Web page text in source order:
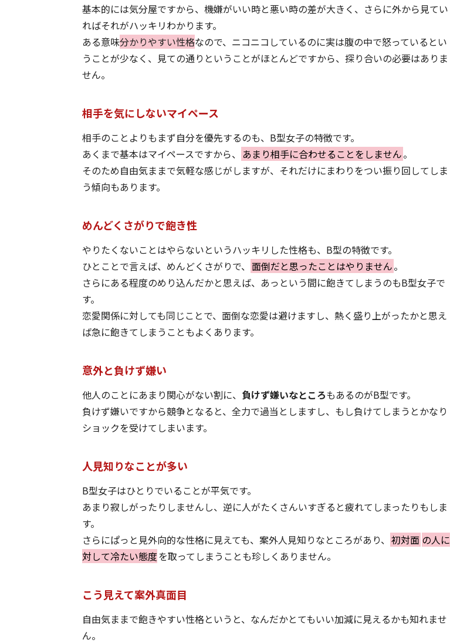
基本的には気分屋ですから、機嫌がいい時と悪い時の差が大きく、さらに外から見てい
ればそれがハッキリわかります。
ある意味分かりやすい性格なので、ニコニコしているのに実は腹の中で怒っているとい
うことが少なく、見ての通りということがほとんどですから、探り合いの必要はありま
せん。
相手を気にしないマイペース
相手のことよりもまず自分を優先するのも、B型女子の特徴です。
あくまで基本はマイペースですから、 あまり相手に合わせることをしません。
そのため自由気ままで気軽な感じがしますが、それだけにまわりをつい振り回してしま
う傾向もあります。
めんどくさがりで飽き性
やりたくないことはやらないというハッキリした性格も、B型の特徴です。
ひとことで言えば、めんどくさがりで、 面倒だと思ったことはやりません。
さらにある程度のめり込んだかと思えば、あっという間に飽きてしまうのもB型女子で
す。
恋愛関係に対しても同じことで、面倒な恋愛は避けますし、熱く盛り上がったかと思え
ば急に飽きてしまうこともよくあります。
意外と負けず嫌い
他人のことにあまり関心がない割に、 負けず嫌いなところもあるのがB型です。
負けず嫌いですから競争となると、全力で過当としますし、もし負けてしまうとかなり
ショックを受けてしまいます。
人見知りなことが多い
B型女子はひとりでいることが平気です。
あまり寂しがったりしませんし、逆に人がたくさんいすぎると疲れてしまったりもしま
す。
さらにぱっと見外向的な性格に見えても、案外人見知りなところがあり、 初対面 の人に
対して冷たい態度を取ってしまうことも珍しくありません。
こう見えて案外真面目
自由気ままで飽きやすい性格というと、なんだかとてもいい加減に見えるかも知れませ
ん。